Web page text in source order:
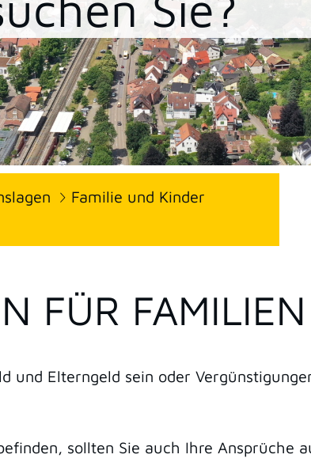
Familie und Kinder
FÜR FAMILIEN
und Elterngeld sein oder
sollten Sie auch Ihre Ansprüche